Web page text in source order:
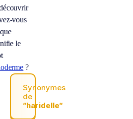
vous
le
?
Synonymes
de
“haridelle“